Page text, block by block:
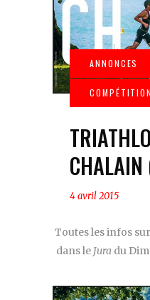
4 avril 2015
Toutes les infos
dans le Jura du